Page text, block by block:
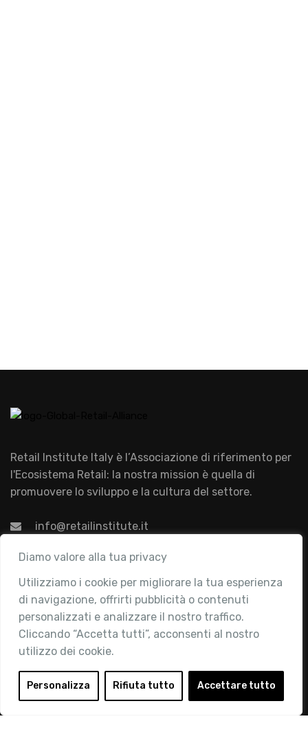
Diamo valore alla tua privacy
Utilizziamo i cookie per migliorare la tua esperienza
di navigazione, offrirti pubblicità o contenuti
personalizzati e analizzare il nostro traffico.
Cliccando “Accetta tutti”, acconsenti al nostro
utilizzo dei cookie.
Personalizza Rifiuta tutto Accettare tutto
Retail Institute Italy è l’Associazione di riferimento per
l'Ecosistema Retail: la nostra mission è quella di
promuovere lo sviluppo e la cultura del settore.
info@retailinstitute.it
Associazione
Chi siamo
Attività
Contatti
Area Riservata
Login
Diventa Socio